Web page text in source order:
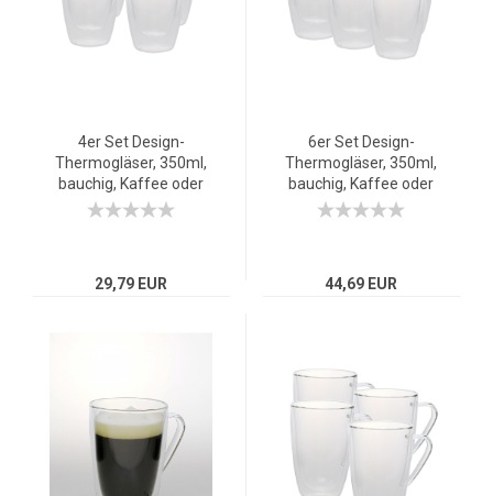
4er Set Design-
Thermogläser, 350ml,
bauchig, Kaffee oder
Tee, doppelwandiges
29,79 EUR
6er Set Design-
Thermogläser, 350ml,
bauchig, Kaffee oder
Tee, doppelwandiges
44,69 EUR